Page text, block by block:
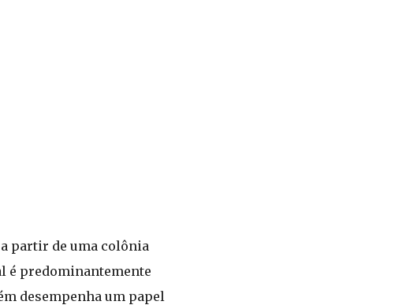
partir de uma colônia
é predominantemente
desempenha um papel